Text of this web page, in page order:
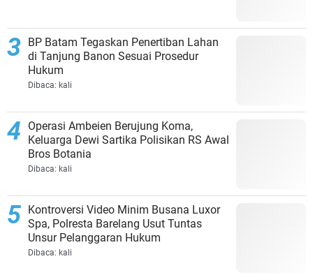
BP Batam Tegaskan Penertiban Lahan
di Tanjung Banon Sesuai Prosedur
Hukum
Dibaca: kali
Operasi Ambeien Berujung Koma,
Keluarga Dewi Sartika Polisikan RS Awal
Bros Botania
Dibaca: kali
Kontroversi Video Minim Busana Luxor
Spa, Polresta Barelang Usut Tuntas
Unsur Pelanggaran Hukum
Dibaca: kali